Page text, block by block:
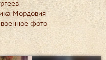
Мордовия
фото